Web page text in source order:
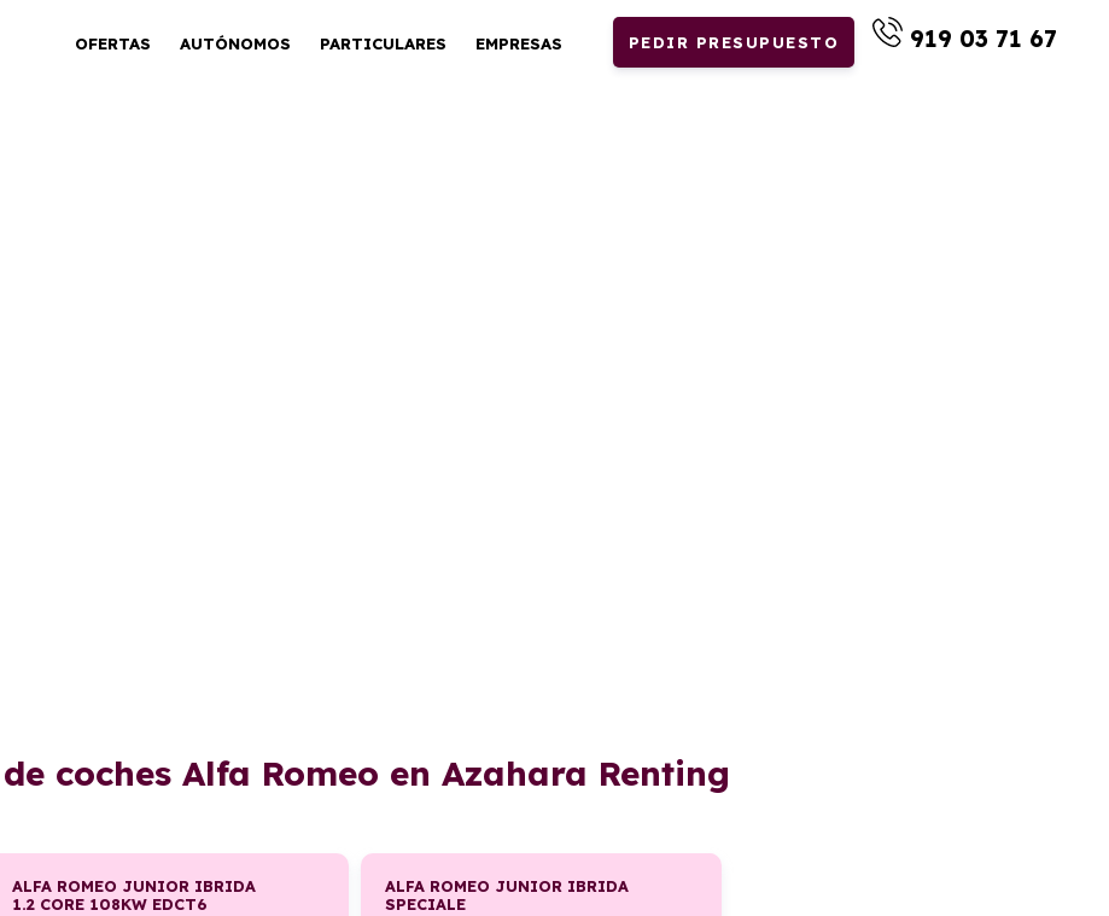
OFERTAS AUTÓNOMOS PARTICULARES EMPRESAS PEDIR PRESUPUESTO 919 03 71 67
coches Alfa Romeo en Azahara Renting
ALFA ROMEO JUNIOR IBRIDA
1.2 CORE 108KW EDCT6
ALFA ROMEO JUNIOR IBRIDA
SPECIALE